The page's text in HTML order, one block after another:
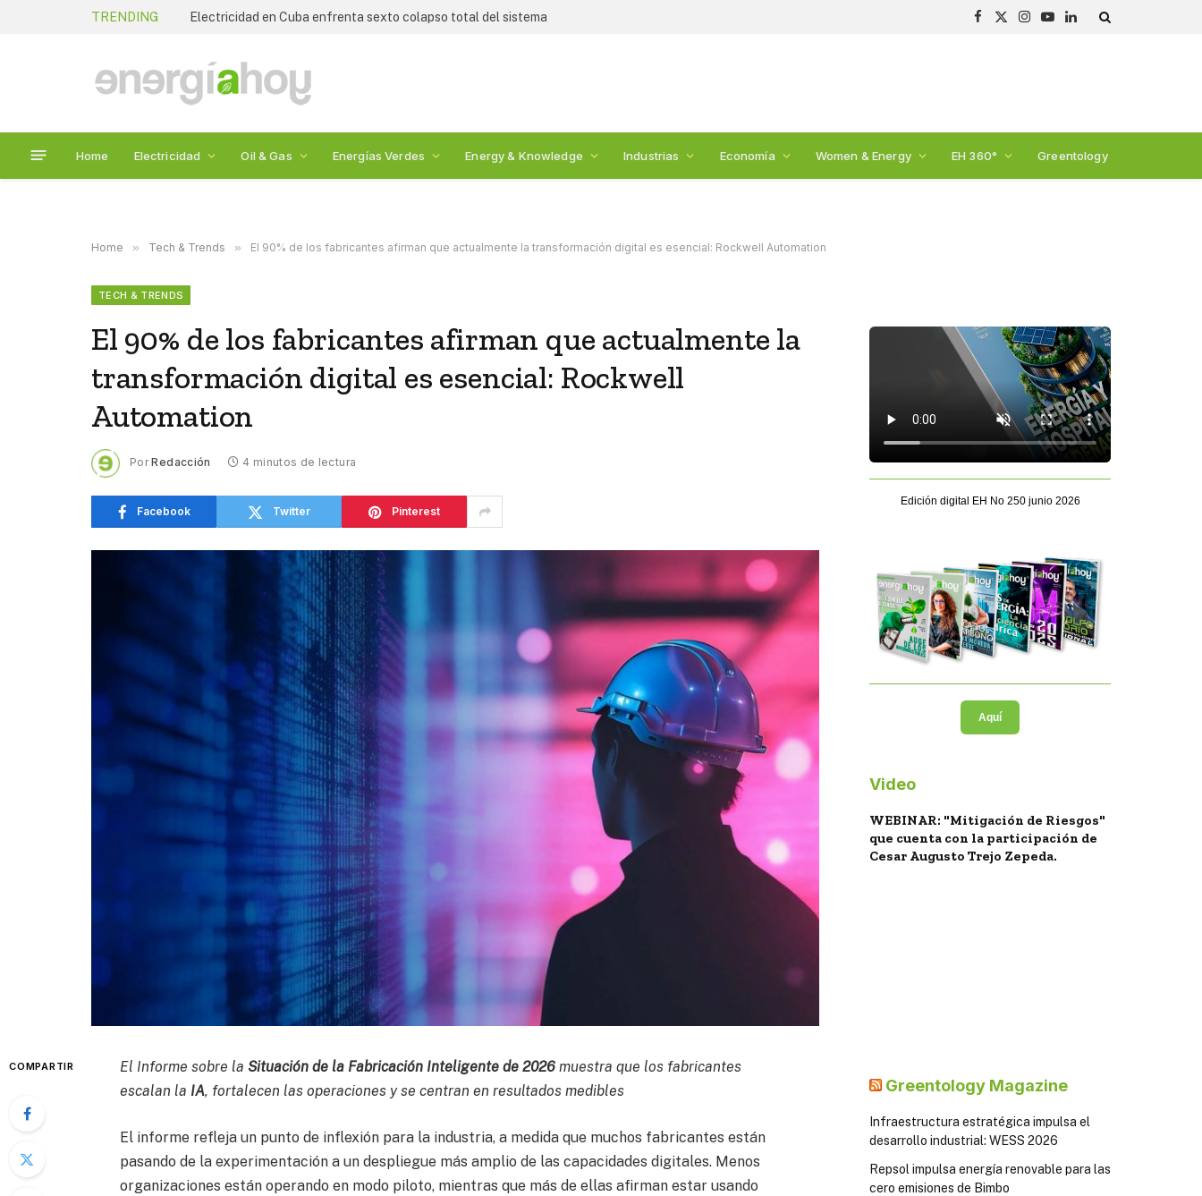
TRENDING Electricidad en Cuba enfrenta sexto colapso total del sistema
Facebook
X
Instagram
YouTubeLinkedIn
Home Electricidad Oil & Gas Energías Verdes Energy & Knowledge Industrias Economía Women & Energy EH 360° Greentology
Home » Tech & Trends » El 90% de los fabricantes afirman que actualmente la transformación digital es esencial: Rockwell Automation
TECH & TRENDS
El 90% de los fabricantes afirman que actualmente la
transformación digital es esencial: Rockwell
Automation
Por Redacción 4 minutos de lectura
Facebook Twitter Pinterest
COMPARTIR El Informe sobre laSituación de la Fabricación Inteligente de 2026 muestra que los fabricantes
escalan la IA, fortalecen las operaciones y se centran en resultados medibles
El informe refleja un punto de inflexión para la industria, a medida que muchos fabricantes están
pasando de la experimentación a un despliegue más amplio de las capacidades digitales. Menos
organizaciones están operando en modo piloto, mientras que más de ellas afirman estar usando
Edición digital EH No 250 junio 2026
Aquí
Video
WEBINAR: "Mitigación de Riesgos"
que cuenta con la participación de
Cesar Augusto Trejo Zepeda.
Greentology Magazine
Infraestructura estratégica impulsa el
desarrollo industrial: WESS 2026
Repsol impulsa energía renovable para las
cero emisiones de Bimbo